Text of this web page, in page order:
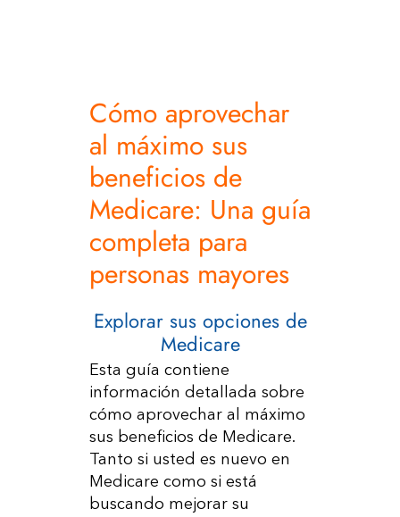
Cómo aprovechar
al máximo sus
beneficios de
Medicare: Una guía
completa para
personas mayores
Explorar sus opciones de
Medicare
Esta guía contiene
información detallada sobre
cómo aprovechar al máximo
sus beneficios de Medicare.
Tanto si usted es nuevo en
Medicare como si está
buscando mejorar su